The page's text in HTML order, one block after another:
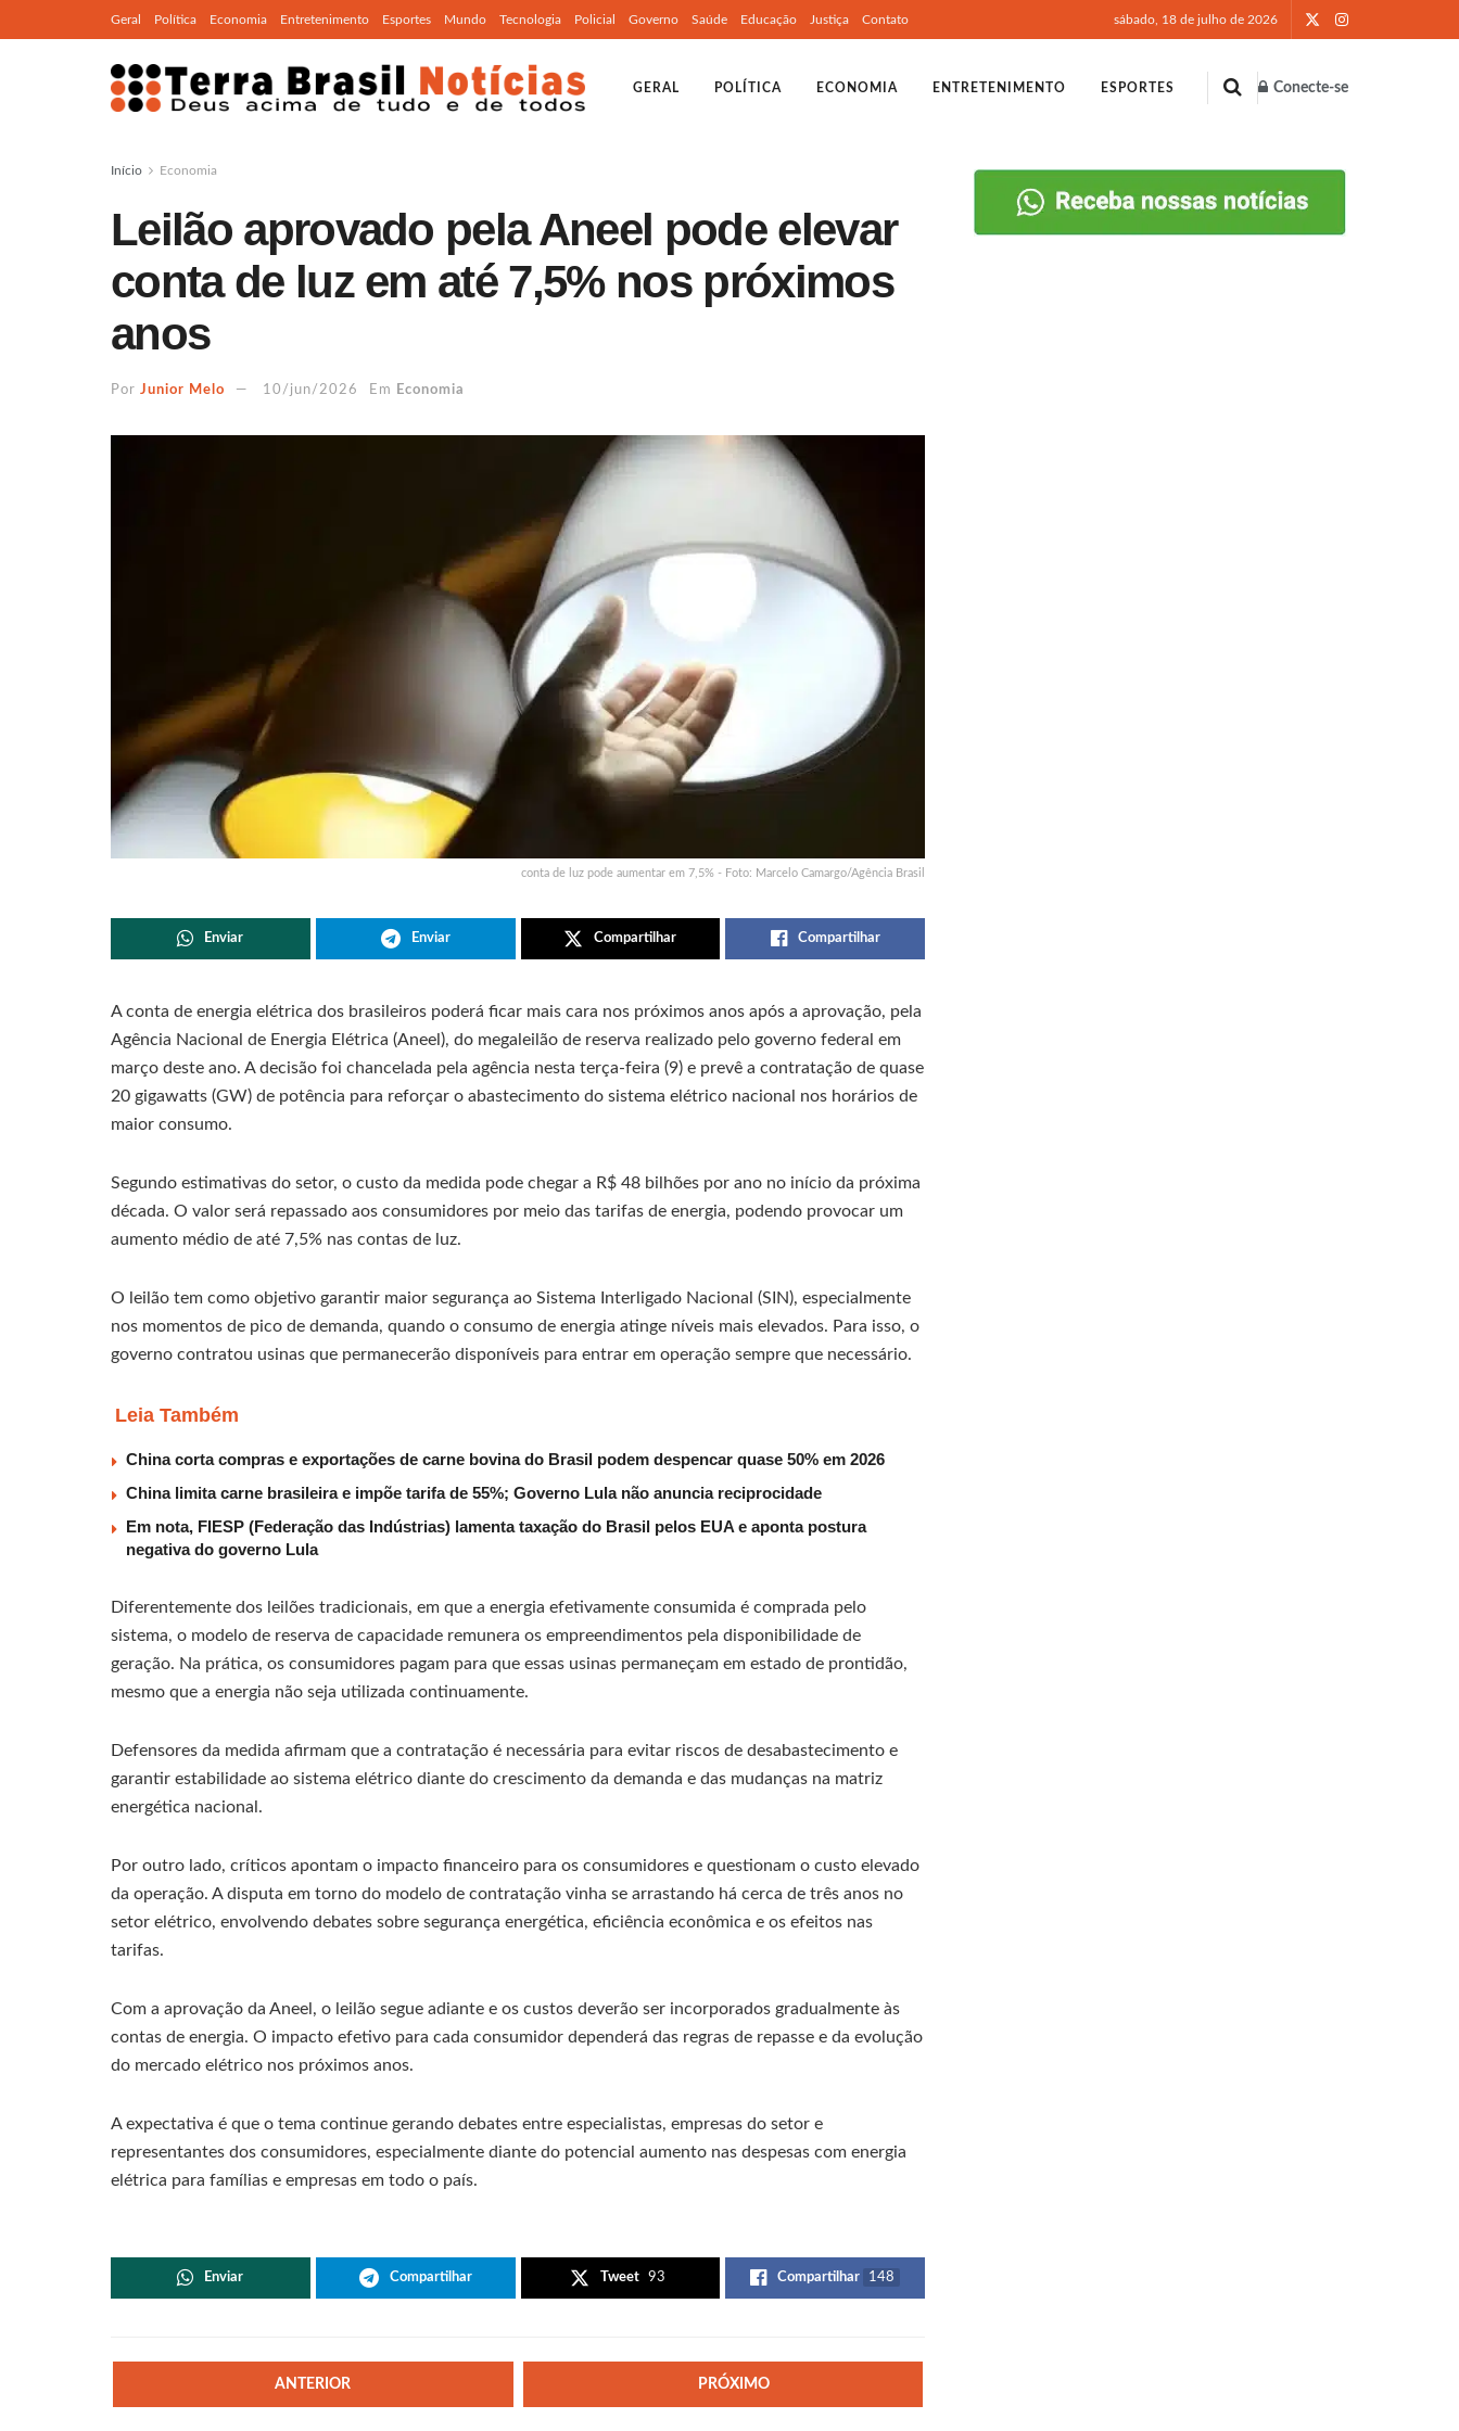
Geral Política Economia Entretenimento Esportes Mundo Tecnologia Policial Governo Saúde Educação Justiça Contato sábado, 18 de julho de 2026
GERAL POLÍTICA ECONOMIA ENTRETENIMENTO ESPORTES Conecte-se
Início Economia
Leilão aprovado pela Aneel pode elevar
conta de luz em até 7,5% nos próximos
anos
Por Junior Melo 10/jun/2026 Em Economia
conta de luz pode aumentar em 7,5% - Foto: Marcelo Camargo/Agência Brasil
Enviar Enviar Compartilhar Compartilhar
A conta de energia elétrica dos brasileiros poderá ficar mais cara nos próximos anos após a aprovação, pela
Agência Nacional de Energia Elétrica (Aneel), do megaleilão de reserva realizado pelo governo federal em
março deste ano. A decisão foi chancelada pela agência nesta terça-feira (9) e prevê a contratação de quase
20 gigawatts (GW) de potência para reforçar o abastecimento do sistema elétrico nacional nos horários de
maior consumo.
Segundo estimativas do setor, o custo da medida pode chegar a R$ 48 bilhões por ano no início da próxima
década. O valor será repassado aos consumidores por meio das tarifas de energia, podendo provocar um
aumento médio de até 7,5% nas contas de luz.
O leilão tem como objetivo garantir maior segurança ao Sistema Interligado Nacional (SIN), especialmente
nos momentos de pico de demanda, quando o consumo de energia atinge níveis mais elevados. Para isso, o
governo contratou usinas que permanecerão disponíveis para entrar em operação sempre que necessário.
Leia Também
China corta compras e exportações de carne bovina do Brasil podem despencar quase 50% em 2026
China limita carne brasileira e impõe tarifa de 55%; Governo Lula não anuncia reciprocidade
Em nota, FIESP (Federação das Indústrias) lamenta taxação do Brasil pelos EUA e aponta postura
negativa do governo Lula
Diferentemente dos leilões tradicionais, em que a energia efetivamente consumida é comprada pelo
sistema, o modelo de reserva de capacidade remunera os empreendimentos pela disponibilidade de
geração. Na prática, os consumidores pagam para que essas usinas permaneçam em estado de prontidão,
mesmo que a energia não seja utilizada continuamente.
Defensores da medida afirmam que a contratação é necessária para evitar riscos de desabastecimento e
garantir estabilidade ao sistema elétrico diante do crescimento da demanda e das mudanças na matriz
energética nacional.
Por outro lado, críticos apontam o impacto financeiro para os consumidores e questionam o custo elevado
da operação. A disputa em torno do modelo de contratação vinha se arrastando há cerca de três anos no
setor elétrico, envolvendo debates sobre segurança energética, eficiência econômica e os efeitos nas
tarifas.
Com a aprovação da Aneel, o leilão segue adiante e os custos deverão ser incorporados gradualmente às
contas de energia. O impacto efetivo para cada consumidor dependerá das regras de repasse e da evolução
do mercado elétrico nos próximos anos.
A expectativa é que o tema continue gerando debates entre especialistas, empresas do setor e
representantes dos consumidores, especialmente diante do potencial aumento nas despesas com energia
elétrica para famílias e empresas em todo o país.
Enviar Compartilhar Tweet 93 Compartilhar 148
ANTERIOR PRÓXIMO